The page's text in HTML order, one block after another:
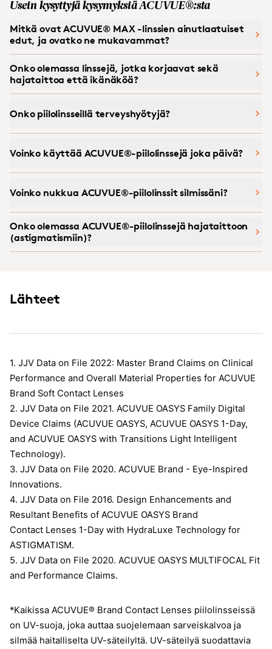
Usein kysyttyjä kysymyksiä ACUVUE®:sta
Mitkä ovat ACUVUE® MAX -linssien ainutlaatuiset
edut, ja ovatko ne mukavammat?
Onko olemassa linssejä, jotka korjaavat sekä
hajataittoa että ikänäköä?
Onko piilolinsseillä terveyshyötyjä?
Voinko käyttää ACUVUE®-piilolinssejä joka päivä?
Voinko nukkua ACUVUE®-piilolinssit silmissäni?
Onko olemassa ACUVUE®-piilolinssejä hajataittoon
(astigmatismiin)?
Lähteet
1. JJV Data on File 2022: Master Brand Claims on Clinical
Performance and Overall Material Properties for ACUVUE
Brand Soft Contact Lenses
2. JJV Data on File 2021. ACUVUE OASYS Family Digital
Device Claims (ACUVUE OASYS, ACUVUE OASYS 1-Day,
and ACUVUE OASYS with Transitions Light Intelligent
Technology).
3. JJV Data on File 2020. ACUVUE Brand - Eye-Inspired
Innovations.
4. JJV Data on File 2016. Design Enhancements and
Resultant Benefits of ACUVUE OASYS Brand
Contact Lenses 1-Day with HydraLuxe Technology for
ASTIGMATISM.
5. JJV Data on File 2020. ACUVUE OASYS MULTIFOCAL Fit
and Performance Claims.
*Kaikissa ACUVUE® Brand Contact Lenses piilolinsseissä
on UV-suoja, joka auttaa suojelemaan sarveiskalvoa ja
silmää haitalliselta UV-säteilyltä. UV-säteilyä suodattavia